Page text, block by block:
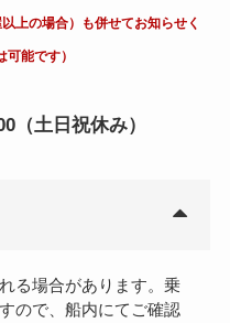
上の場合）も併せてお知らせく
能です）
（土日祝休み）
る場合があります。乗
ので、船内にてご確認